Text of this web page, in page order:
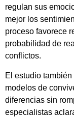
regulan sus
mejor los
proceso favorece
probabilidad de
conflictos.
El estudio
modelos de
diferencias sin
especialistas